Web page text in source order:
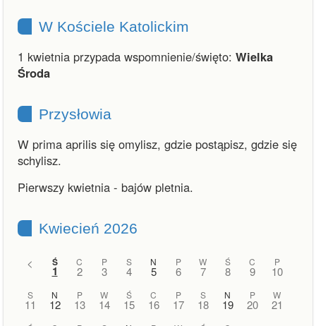
W Kościele Katolickim
1 kwietnia przypada wspomnienie/święto: Wielka
Środa
Przysłowia
W prima aprilis się omylisz, gdzie postąpisz, gdzie się
schylisz.
Pierwszy kwietnia - bajów pletnia.
Kwiecień 2026
< Ś
1
C
2
P
3
S
4
N
5
P
6
W
7
Ś
8
C
9
P
10
S
11
N
12
P
13
W
14
Ś
15
C
16
P
17
S
18
N
19
P
20
W
21